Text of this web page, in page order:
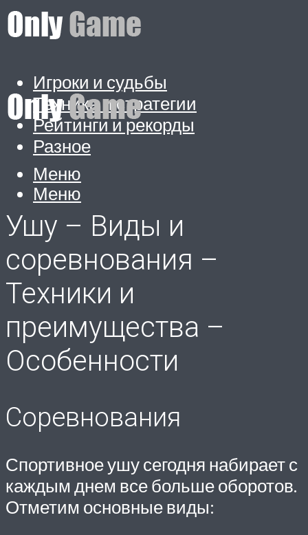
Игроки и судьбы
Техника и стратегии
Рейтинги и рекорды
Разное
Меню
Меню
Ушу – Виды и
соревнования –
Техники и
преимущества –
Особенности
Соревнования
Спортивное ушу сегодня набирает с
каждым днем все больше оборотов.
Отметим основные виды: